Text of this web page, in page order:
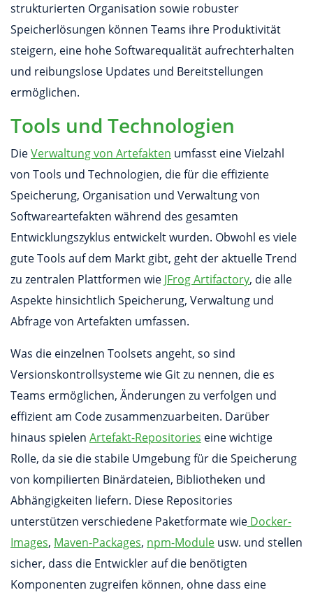
strukturierten Organisation sowie robuster
Speicherlösungen können Teams ihre Produktivität
steigern, eine hohe Softwarequalität aufrechterhalten
und reibungslose Updates und Bereitstellungen
ermöglichen.
Tools und Technologien
DieVerwaltung von Artefakten umfasst eine Vielzahl
von Tools und Technologien, die für die effiziente
Speicherung, Organisation und Verwaltung von
Softwareartefakten während des gesamten
Entwicklungszyklus entwickelt wurden. Obwohl es viele
gute Tools auf dem Markt gibt, geht der aktuelle Trend
zu zentralen Plattformen wie JFrog Artifactory, die alle
Aspekte hinsichtlich Speicherung, Verwaltung und
Abfrage von Artefakten umfassen.
Was die einzelnen Toolsets angeht, so sind
Versionskontrollsysteme wie Git zu nennen, die es
Teams ermöglichen, Änderungen zu verfolgen und
effizient am Code zusammenzuarbeiten. Darüber
hinaus spielen Artefakt-Repositories eine wichtige
Rolle, da sie die stabile Umgebung für die Speicherung
von kompilierten Binärdateien, Bibliotheken und
Abhängigkeiten liefern. Diese Repositories
unterstützen verschiedene Paketformate wie Docker-
Images, Maven-Packages, npm-Module usw. und stellen
sicher, dass die Entwickler auf die benötigten
Komponenten zugreifen können, ohne dass eine